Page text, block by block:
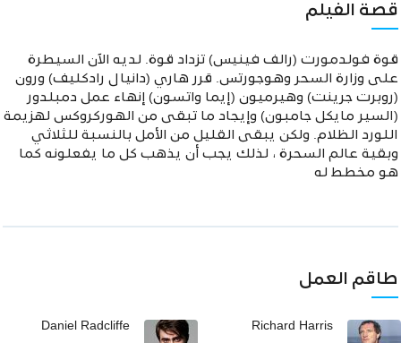
قصة الفيلم
قوة فولدمورت (رالف فينيس) تزداد قوة. لديه الآن السيطرة
على وزارة السحر وهوجورتس. قرر هاري (دانيال رادكليف) ورون
(روبرت جرينت) وهيرميون (إيما واتسون) إنهاء عمل دمبلدور
(السير مايكل جامبون) وإيجاد ما تبقى من الهوركروكس لهزيمة
اللورد الظلام. ولكن يبقى القليل من الأمل بالنسبة للثلاثي
وبقية عالم السحرة ، لذلك يجب أن يذهب كل ما يفعلونه كما
هو مخطط له
طاقم العمل
Richard Harris
Daniel Radcliffe